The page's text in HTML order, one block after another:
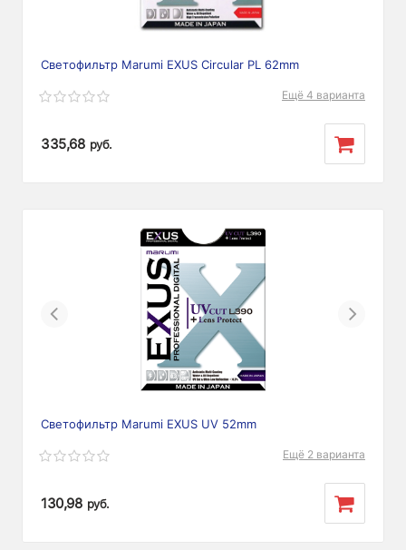
Светофильтр Marumi EXUS Circular PL 62mm
Ещё 4 варианта
335,68 руб.
Previous Next
Светофильтр Marumi EXUS UV 52mm
Ещё 2 варианта
130,98 руб.